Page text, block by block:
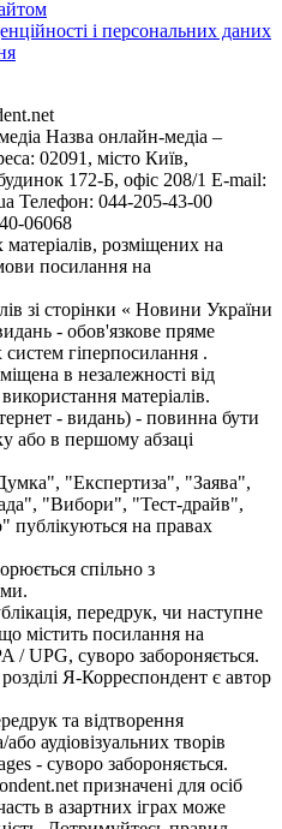
і персональних даних
Назва онлайн-медіа –
02091, місто Київ,
172-Б, офіс 208/1 E-mail:
Телефон: 044-205-43-00
06068
розміщених на
посилання на
зі сторінки « Новини України
- обов'язкове пряме
гіперпосилання .
в незалежності від
матеріалів.
- видань) - повинна бути
або в першому абзаці
"Експертиза", "Заява",
"Вибори", "Тест-драйв",
на правах
спільно з
передрук, чи наступне
містить посилання на
/ UPG, суворо забороняється.
Я-Корреспондент є автор
та відтворення
аудіовізуальних творів
- суворо забороняється.
призначені для осіб
в азартних іграх може